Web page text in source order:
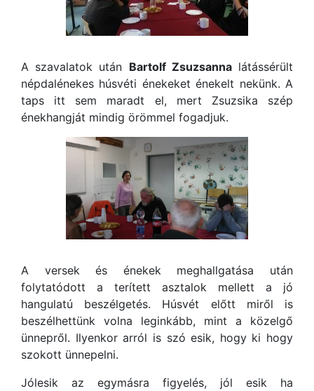
A szavalatok után Bartolf Zsuzsannalátássérült
népdalénekes húsvéti énekeket énekelt nekünk. A
taps itt sem maradt el, mert Zsuzsika szép
énekhangját mindig örömmel fogadjuk.
A versek és énekek meghallgatása után
folytatódott a terített asztalok mellett a jó
hangulatú beszélgetés. Húsvét előtt miről is
beszélhettünk volna leginkább, mint a közelgő
ünnepről. Ilyenkor arról is szó esik, hogy ki hogy
szokott ünnepelni.
Jólesik az egymásra figyelés, jól esik ha